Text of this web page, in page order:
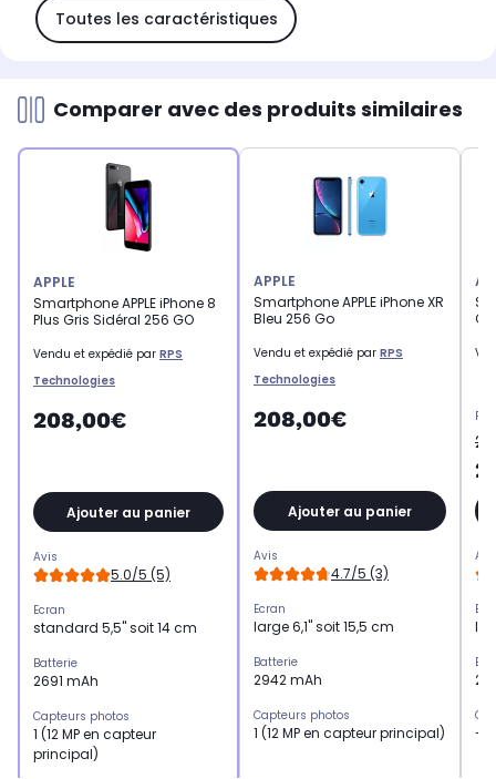
Toutes les caractéristiques
Comparer avec des produits similaires
APPLE
Smartphone APPLE iPhone 8
Plus Gris Sidéral 256 GO
Vendu et expédié par RPS
Technologies
208,00€
Ajouter au panier
Avis
5.0/5 (5)
Ecran
standard 5,5" soit 14 cm
Batterie
2691 mAh
Capteurs photos
1 (12 MP en capteur
principal)
APPLE
Smartphone APPLE iPhone XR
Bleu 256 Go
Vendu et expédié par RPS
Technologies
208,00€
Ajouter au panier
Avis
4.7/5 (3)
Ecran
large 6,1" soit 15,5 cm
Batterie
2942 mAh
Capteurs photos
1 (12 MP en capteur principal) -